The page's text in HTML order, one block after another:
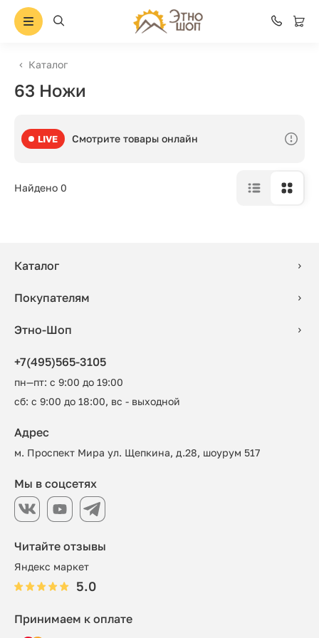
Каталог
63 Ножи
LIVE Смотрите товары онлайн
Найдено 0
Каталог
Покупателям
Этно-Шоп
+7(495)565-3105
пн—пт: с 9:00 до 19:00
сб: с 9:00 до 18:00, вс - выходной
Читайте отзывы
Яндекс маркет
5.0
Адрес
м. Проспект Мира ул. Щепкина, д.28, шоурум 517
Принимаем к оплате
Мы в соцсетях